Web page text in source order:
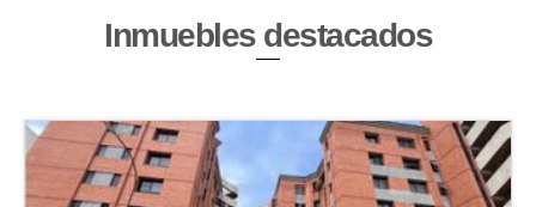
Inmuebles destacados